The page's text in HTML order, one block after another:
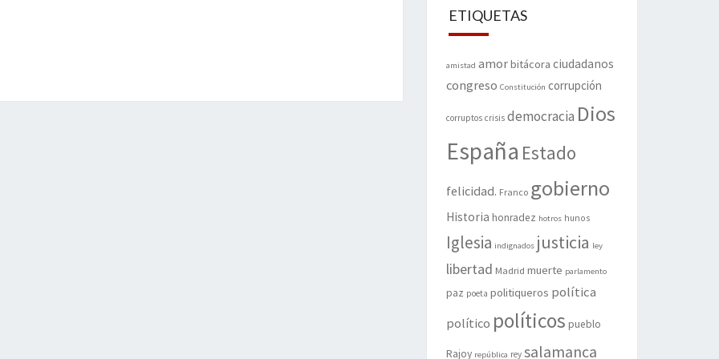
ETIQUETAS
amistad amorbitácora ciudadanos
congreso Constitución corrupción
corruptos crisis democracia Dios
España Estado
felicidad. Franco gobierno
Historia honradez hotros hunos
Iglesia indignados justicia ley
libertad Madrid muerte parlamento
paz poeta politiqueros política
político políticos pueblo
Rajoy república rey salamanca